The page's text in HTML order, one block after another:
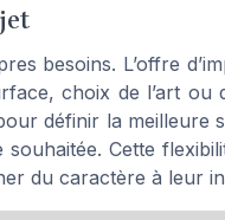
besoins. L’offre
choix de l’art ou
définir la meilleure
Cette
du caractère à leur